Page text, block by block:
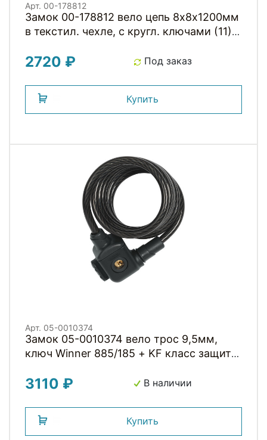
Арт. 00-178812
Замок 00-178812 вело цепь 8х8х1200мм
в текстил. чехле, с кругл. ключами (11)
2720 ₽ Под заказ
Купить
Арт. 05-0010374
Замок 05-0010374 вело трос 9,5мм,
ключ Winner 885/185 + KF класс защиты
3110 ₽ В наличии
Купить